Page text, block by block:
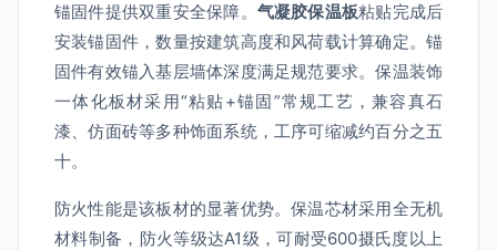
锚固件提供双重安全保障。 气凝胶保温板粘贴完成后
安装锚固件，数量按建筑高度和风荷载计算确定。锚
固件有效锚入基层墙体深度满足规范要求。保温装饰
一体化板材采用“粘贴+锚固”常规工艺，兼容真石
漆、仿面砖等多种饰面系统，工序可缩减约百分之五
十。
防火性能是该板材的显著优势。保温芯材采用全无机
材料制备，防火等级达A1级，可耐受600摄氏度以上